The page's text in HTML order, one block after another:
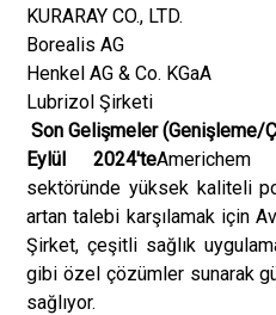
KURARAY CO., LTD.
Borealis AG
Henkel AG & Co. KGaA
Lubrizol Şirketi
Son Gelişmeler (Genişleme/
Eylül 2024'te
sektöründe yüksek kaliteli
artan talebi karşılamak için
Şirket, çeşitli sağlık
gibi özel çözümler sunarak
sağlıyor.